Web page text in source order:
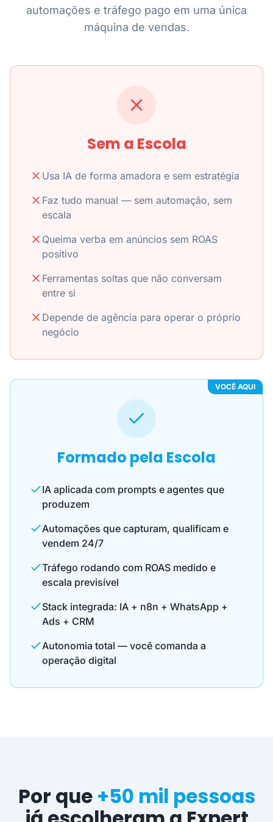
automações e tráfego pago em uma única
máquina de vendas.
Sem a Escola
Usa IA de forma amadora e sem estratégia
Faz tudo manual — sem automação, sem
escala
Queima verba em anúncios sem ROAS
positivo
Ferramentas soltas que não conversam
entre si
Depende de agência para operar o próprio
negócio
VOCÊ AQUI
Formado pela Escola
IA aplicada com prompts e agentes que
produzem
Automações que capturam, qualificam e
vendem 24/7
Tráfego rodando com ROAS medido e
escala previsível
Stack integrada: IA + n8n + WhatsApp +
Ads + CRM
Autonomia total — você comanda a
operação digital
Por que +50 mil pessoas